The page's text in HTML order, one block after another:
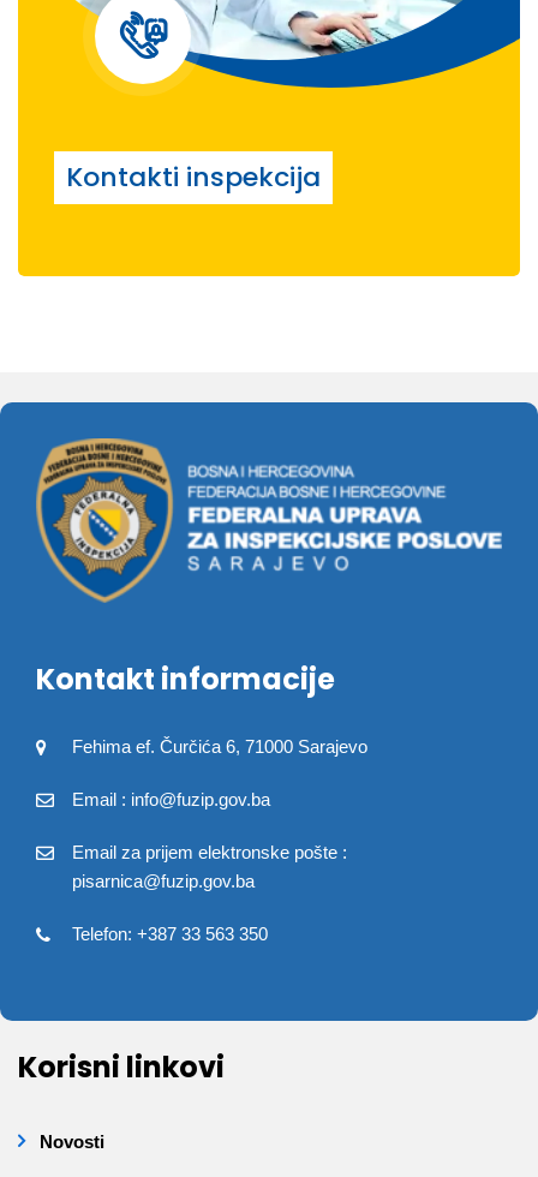
Kontakti inspekcija
Kontakt informacije
Fehima ef. Čurčića 6, 71000 Sarajevo
Email : info@fuzip.gov.ba
Email za prijem elektronske pošte :
pisarnica@fuzip.gov.ba
Telefon: +387 33 563 350
Korisni linkovi
Novosti